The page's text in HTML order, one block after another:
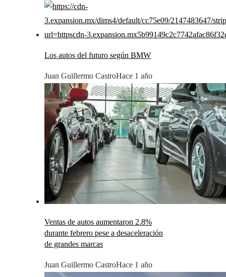
Los autos del futuro según BMW
Juan Guillermo CastroHace 1 año
Ventas de autos aumentaron 2.8%
durante febrero pese a desaceleración
de grandes marcas
Juan Guillermo CastroHace 1 año